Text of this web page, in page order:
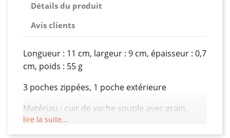
Détails du produit
Avis clients
Longueur : 11 cm, largeur : 9 cm, épaisseur : 0,7
cm, poids : 55 g
3 poches zippées, 1 poche extérieure
Matériau : cuir de vache souple avec grain,
intérieur en polyester
lire la suite...